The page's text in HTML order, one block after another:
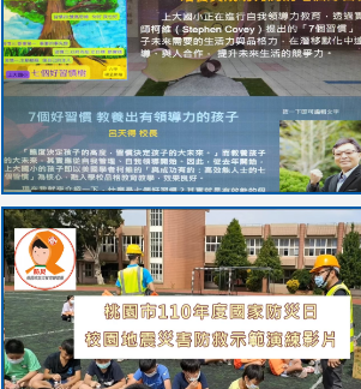
YfDQppRvyMk686kIw6SBbssEIZ6WnT/
usp=sharing
link
to
https://sites.google.com/stes.tyc.edu.tw/
link
to
https://drive.google.com/file/d/
usp=sharing
link
to
https://youtu.be/jJOMVWY3-
8M
link
to
https://drive.google.com/file/d/
usp=sharing